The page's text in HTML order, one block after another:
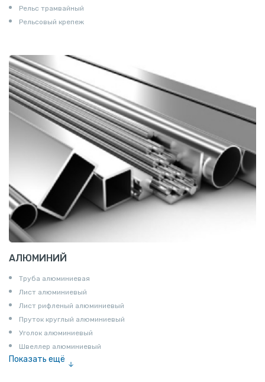
Рельс трамвайный
Рельсовый крепеж
АЛЮМИНИЙ
Труба алюминиевая
Лист алюминиевый
Лист рифленый алюминиевый
Пруток круглый алюминиевый
Уголок алюминиевый
Швеллер алюминиевый
Показать ещё